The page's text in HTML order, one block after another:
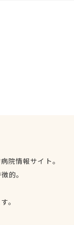
院情報サイト。
的。
。